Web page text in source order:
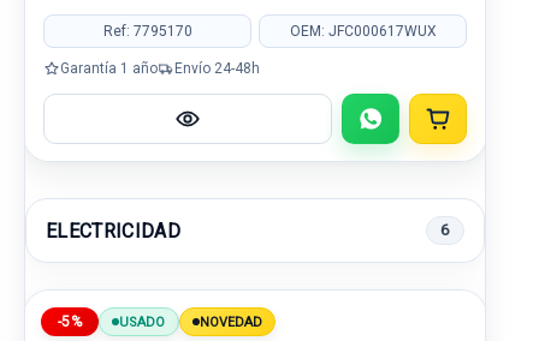
Ref: 7795170 OEM: JFC000617WUX
Garantía 1 año Envío 24-48h
ELECTRICIDAD 6
-5% USADO NOVEDAD